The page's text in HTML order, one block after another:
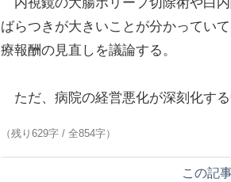
ばらつきが大きいことが分かってい
療報酬の見直しを議論する。
ただ、病院の経営悪化が深刻化す
（残り629字 / 全854字）
この記